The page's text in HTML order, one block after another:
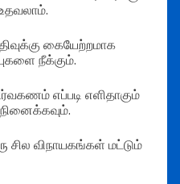
கையேற்றமாக
நீக்கும்.
எப்படி எளிதாகும்
சில விநாயகங்கள் மட்டும்